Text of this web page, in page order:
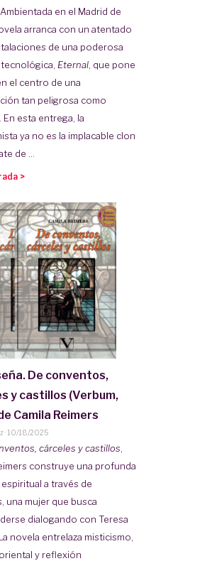
en el Madrid de
arranca con un atentado
de una poderosa
Eternal, que pone
el centro de una
tan peligrosa como
En esta entrega, la
ya no es la implacable clon
de ...
>
De conventos,
y castillos (Verbum,
Camila Reimers
· 10/18/2025
cárceles y castillos
construye una profunda
a través de
una mujer que busca
dialogando con Teresa
novela entrelaza misticismo,
y reflexión